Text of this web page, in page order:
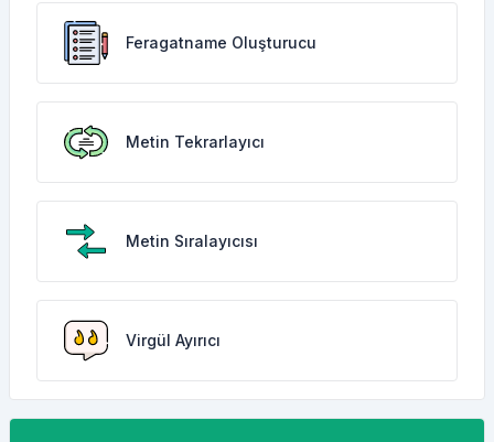
Feragatname Oluşturucu
Metin Tekrarlayıcı
Metin Sıralayıcısı
Virgül Ayırıcı